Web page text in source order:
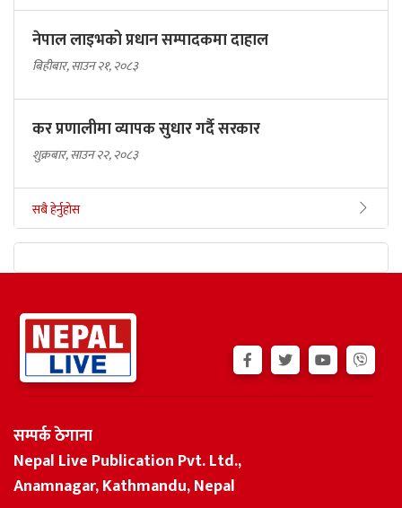
नेपाल लाइभको प्रधान सम्पादकमा दाहाल
बिहीबार, साउन २१, २०८३
कर प्रणालीमा व्यापक सुधार गर्दै सरकार
शुक्रबार, साउन २२, २०८३
सबै हेर्नुहोस
सम्पर्क ठेगाना
Nepal Live Publication Pvt. Ltd.,
Anamnagar, Kathmandu, Nepal